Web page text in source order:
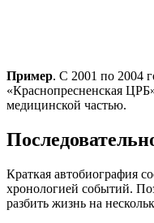
Пример. С 2001 по 2004
«Краснопресненская
медицинской частью.
Краткая автобиография
хронологией событий.
разбить жизнь на